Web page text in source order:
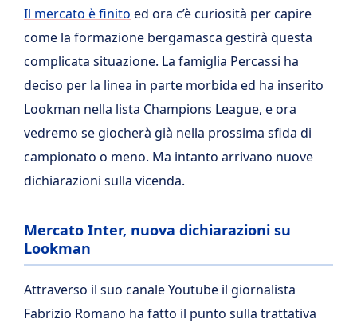
Il mercato è finito ed ora c’è curiosità per capire
come la formazione bergamasca gestirà questa
complicata situazione. La famiglia Percassi ha
deciso per la linea in parte morbida ed ha inserito
Lookman nella lista Champions League, e ora
vedremo se giocherà già nella prossima sfida di
campionato o meno. Ma intanto arrivano nuove
dichiarazioni sulla vicenda.
Mercato Inter, nuova dichiarazioni su
Lookman
Attraverso il suo canale Youtube il giornalista
Fabrizio Romano ha fatto il punto sulla trattativa